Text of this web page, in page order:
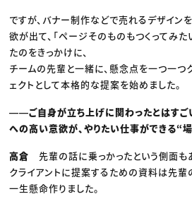
ですが、バナー制作などで売れるデザイン
欲が出て、「ページそのものもつくってみた
たのをきっかけに、
チームの先輩と一緒に、懸念点を一つ一つ
ェクトとして本格的な提案を始めました。
――ご自身が立ち上げに関わったとはすご
への高い意欲が、やりたい仕事ができる“
高倉先輩の話に乗っかったという側面も
クライアントに提案するための資料は先輩
一生懸命作りました。